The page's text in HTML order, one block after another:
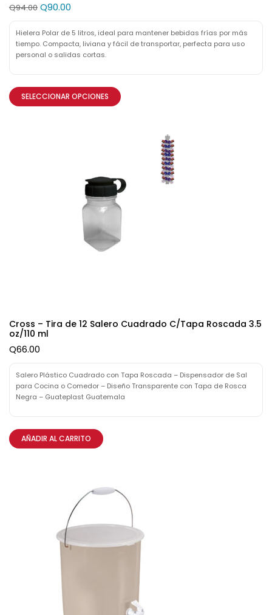
Q94.00 Q90.00
Hielera Polar de 5 litros, ideal para mantener bebidas frías por más
tiempo. Compacta, liviana y fácil de transportar, perfecta para uso
personal o salidas cortas.
SELECCIONAR OPCIONES
Cross – Tira de 12 Salero Cuadrado C/Tapa Roscada 3.5
oz/110 ml
Q66.00
Salero Plástico Cuadrado con Tapa Roscada – Dispensador de Sal
para Cocina o Comedor – Diseño Transparente con Tapa de Rosca
Negra – Guateplast Guatemala
AÑADIR AL CARRITO